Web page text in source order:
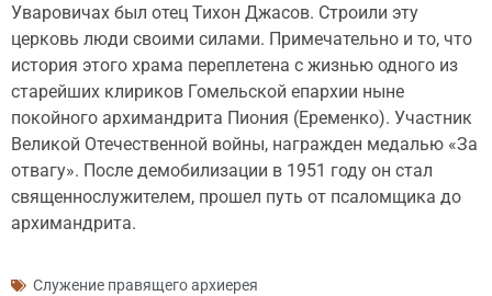
Уваровичах был отец Тихон Джасов. Строили эту
церковь люди своими силами. Примечательно и то, что
история этого храма переплетена с жизнью одного из
старейших клириков Гомельской епархии ныне
покойного архимандрита Пиония (Еременко). Участник
Великой Отечественной войны, награжден медалью «За
отвагу». После демобилизации в 1951 году он стал
священнослужителем, прошел путь от псаломщика до
архимандрита.
Служение правящего архиерея